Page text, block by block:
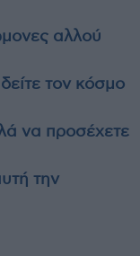
αλλού
τον κόσμο
να προσέχετε
την